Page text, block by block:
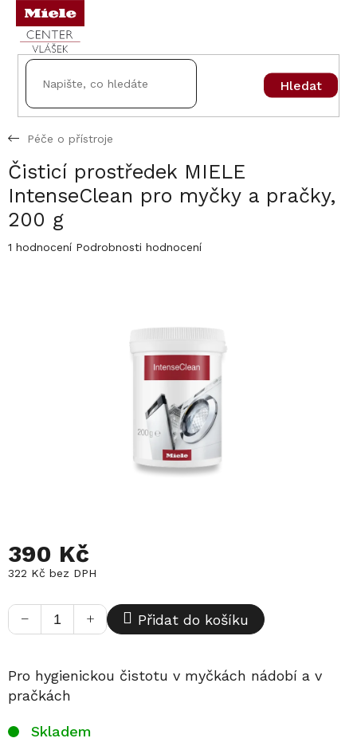
Přejít
obsah
Hledat
Péče o přístroje
Čisticí prostředek MIELE
IntenseClean pro myčky a pračky,
200 g
Průměrné
1 hodnocení Podrobnosti hodnocení
390 Kč
322 Kč bez DPH
cena:
+
− Přidat do košíku
Pro hygienickou čistotu v myčkách nádobí a v
pračkách
Skladem